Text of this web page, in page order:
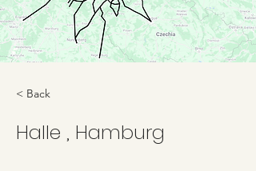
< Back
Halle , Hamburg